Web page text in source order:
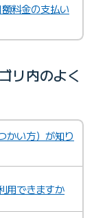
料金の支払い
リ内のよく
い方）が知り
用できますか